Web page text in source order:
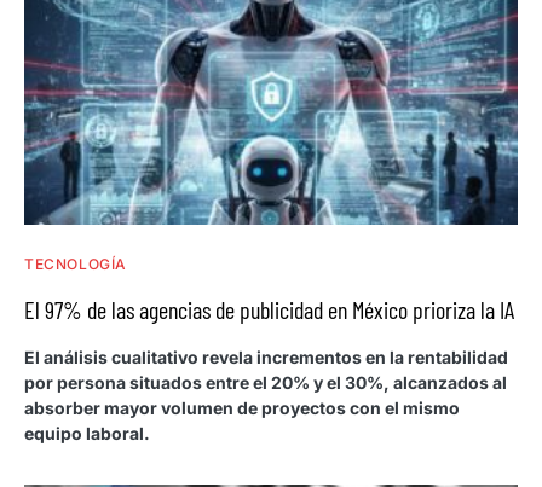
TECNOLOGÍA
El 97% de las agencias de publicidad en México prioriza la IA
El análisis cualitativo revela incrementos en la rentabilidad
por persona situados entre el 20% y el 30%, alcanzados al
absorber mayor volumen de proyectos con el mismo
equipo laboral.